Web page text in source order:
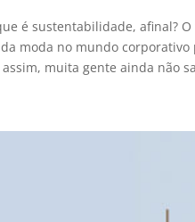
é sustentabilidade, afinal?
moda no mundo
assim, muita gente ainda não